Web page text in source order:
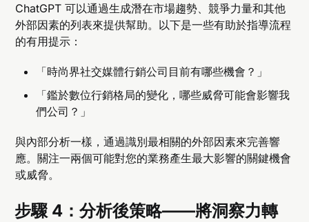
ChatGPT 可以通過生成潛在市場趨勢、競爭力量和其他
外部因素的列表來提供幫助。以下是一些有助於指導流程
的有用提示：
「時尚界社交媒體行銷公司目前有哪些機會？」
「鑑於數位行銷格局的變化，哪些威脅可能會影響我
們公司？」
與內部分析一樣，通過識別最相關的外部因素來完善響
應。關注一兩個可能對您的業務產生最大影響的關鍵機會
或威脅。
步驟 4：分析後策略——將洞察力轉